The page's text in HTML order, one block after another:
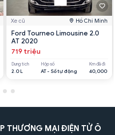
Xe cũ Hồ Chí Minh
Ford Tourneo Limousine 2.0
AT 2020
719 triệu
Dung tích
2.0 L
Hộp số
AT - Số tự động
Km đã đi
40,000
THƯƠNG MẠI ĐIỆN TỬ Ô